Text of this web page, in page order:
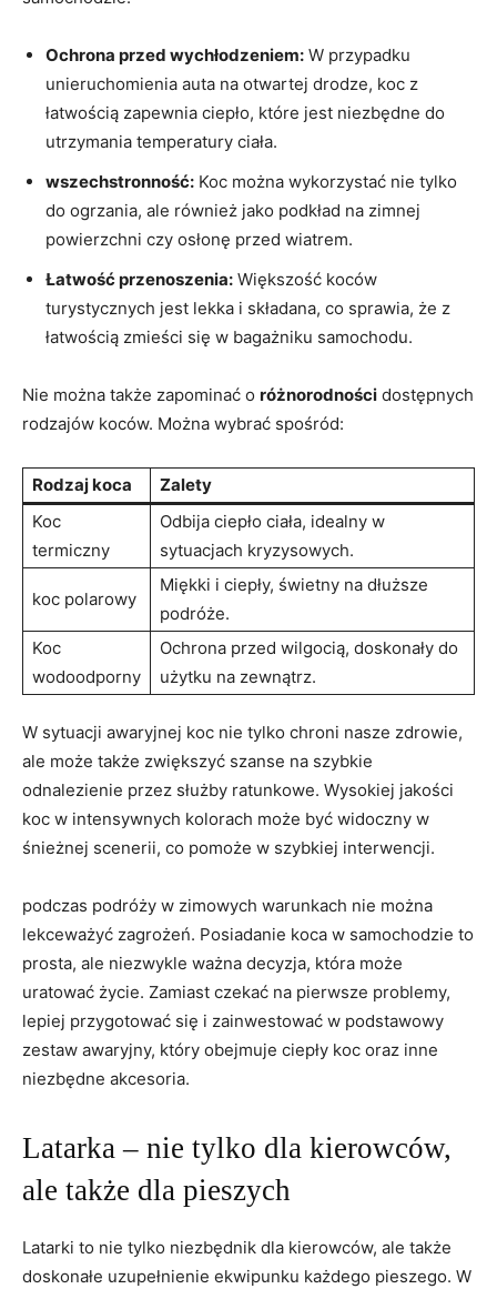
Ochrona przed wychłodzeniem: W przypadku
unieruchomienia‍ auta⁢ na otwartej drodze, koc z
⁣łatwością zapewnia ciepło,⁣ które jest niezbędne do
utrzymania temperatury​ ciała.
wszechstronność: Koc można wykorzystać nie tylko
do ogrzania,⁤ ale również jako ​podkład na⁣ zimnej
powierzchni ⁤czy osłonę przed​ wiatrem.
Łatwość przenoszenia: Większość koców
turystycznych jest lekka i ‌składana, co‌ sprawia, że z
łatwością zmieści się w bagażniku ⁢samochodu.
Nie można ​także ⁣zapominać⁢ o różnorodności dostępnych
rodzajów koców. Można wybrać spośród:
Rodzaj koca
Zalety
Koc
termiczny
Odbija‍ ciepło ciała, idealny w‌
sytuacjach kryzysowych.
koc polarowy
Miękki i ciepły, świetny‍ na dłuższe
podróże.
Koc
‌wodoodporny
Ochrona przed wilgocią, doskonały do
użytku na zewnątrz.
W sytuacji awaryjnej koc nie tylko chroni nasze‌ zdrowie,⁢
ale może także zwiększyć szanse‌ na szybkie
odnalezienie przez służby ratunkowe. Wysokiej jakości
koc w intensywnych kolorach ⁢może być widoczny​ w
śnieżnej scenerii, co‍ pomoże w ⁤szybkiej interwencji.
podczas podróży w zimowych⁣ warunkach nie można
lekceważyć⁤ zagrożeń. Posiadanie​ koca w samochodzie to
prosta, ale niezwykle ważna decyzja, która może
‍uratować życie. Zamiast czekać na pierwsze problemy,
lepiej przygotować się i zainwestować w podstawowy
zestaw awaryjny, który obejmuje⁢ ciepły koc oraz‍ inne
‌niezbędne akcesoria.
Latarka – nie tylko dla kierowców,
⁣ale także dla pieszych
Latarki to nie tylko niezbędnik dla kierowców, ale⁢ także
doskonałe uzupełnienie ekwipunku‍ każdego pieszego.​ W